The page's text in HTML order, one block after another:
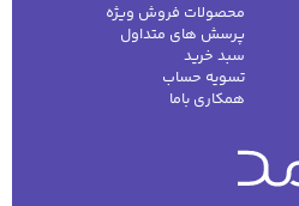
محصولات فروش ویژه
پرسش های متداول
سبد خرید
تسویه حساب
همکاری باما